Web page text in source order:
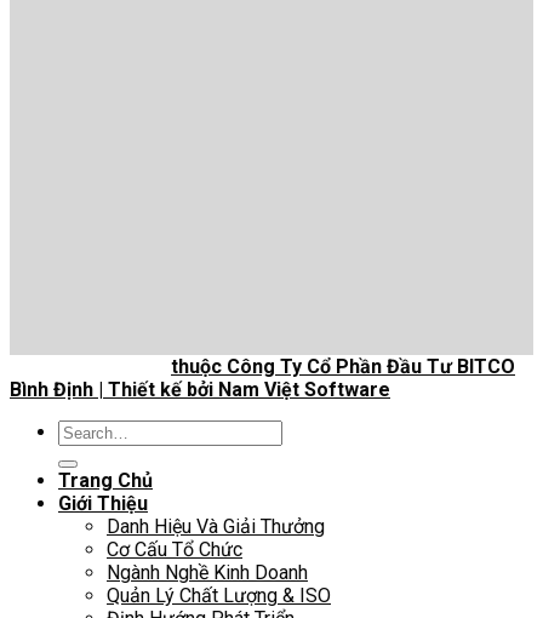
thuộc Công Ty Cổ Phần Đầu Tư BITCO
Bình Định | Thiết kế bởi Nam Việt Software
Search
Trang Chủ
Giới Thiệu
Danh Hiệu Và Giải Thưởng
Cơ Cấu Tổ Chức
Ngành Nghề Kinh Doanh
Quản Lý Chất Lượng & ISO